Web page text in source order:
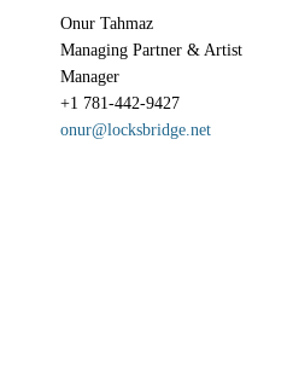
Onur Tahmaz
Managing Partner & Artist
Manager
+1 781-442-9427
onur@locksbridge.net